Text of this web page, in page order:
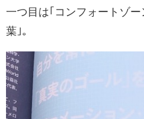
一つ目は｢コンフォートゾ
葉｣。